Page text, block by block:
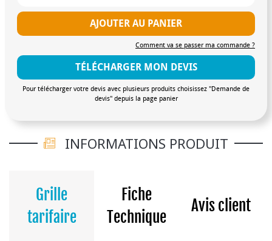
AJOUTER AU PANIER
Comment va se passer ma commande ?
TÉLÉCHARGER MON DEVIS
Pour télécharger votre devis avec plusieurs produits choisissez "Demande de
devis" depuis la page panier
INFORMATIONS PRODUIT
Grille
tarifaire
Fiche
Technique
Avis client